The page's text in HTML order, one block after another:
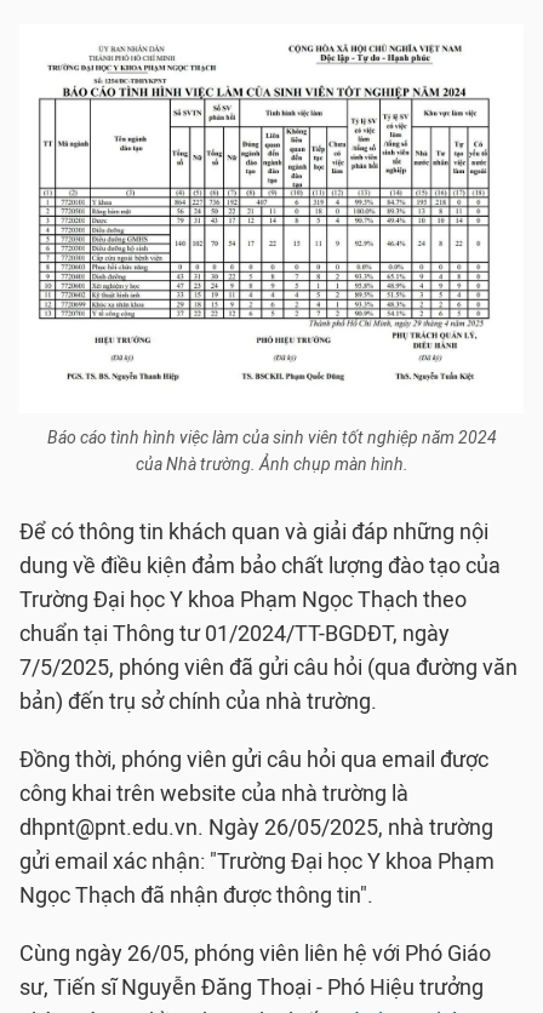
Báo cáo tình hình việc làm của sinh viên tốt nghiệp năm 2024
của Nhà trường. Ảnh chụp màn hình.
Để có thông tin khách quan và giải đáp những nội
dung về điều kiện đảm bảo chất lượng đào tạo của
Trường Đại học Y khoa Phạm Ngọc Thạch theo
chuẩn tại Thông tư 01/2024/TT-BGDĐT, ngày
7/5/2025, phóng viên đã gửi câu hỏi (qua đường văn
bản) đến trụ sở chính của nhà trường.
Đồng thời, phóng viên gửi câu hỏi qua email được
công khai trên website của nhà trường là
dhpnt@pnt.edu.vn. Ngày 26/05/2025, nhà trường
gửi email xác nhận: "Trường Đại học Y khoa Phạm
Ngọc Thạch đã nhận được thông tin".
Cùng ngày 26/05, phóng viên liên hệ với Phó Giáo
sư, Tiến sĩ Nguyễn Đăng Thoại - Phó Hiệu trưởng